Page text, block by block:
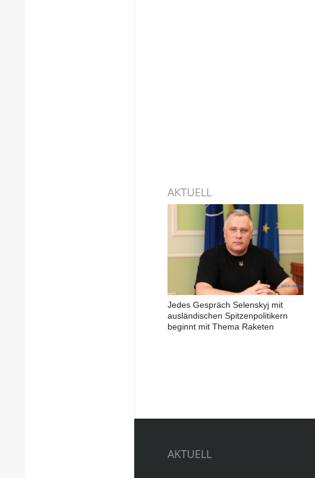
AKTUELL
Jedes Gespräch Selenskyj mit
ausländischen Spitzenpolitikern
beginnt mit Thema Raketen
AKTUELL